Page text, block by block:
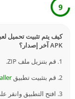
9
APK آخر إصدار؟
1. قم بتنزيل ملف ZIP.
2. قم بتثبيت تطبيق
3. افتح التطبيق وانقر على "تثبيت APKs".